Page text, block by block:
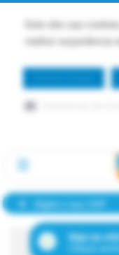
Este site usa
melhor experiência
Digite o seu CEP
Veja as